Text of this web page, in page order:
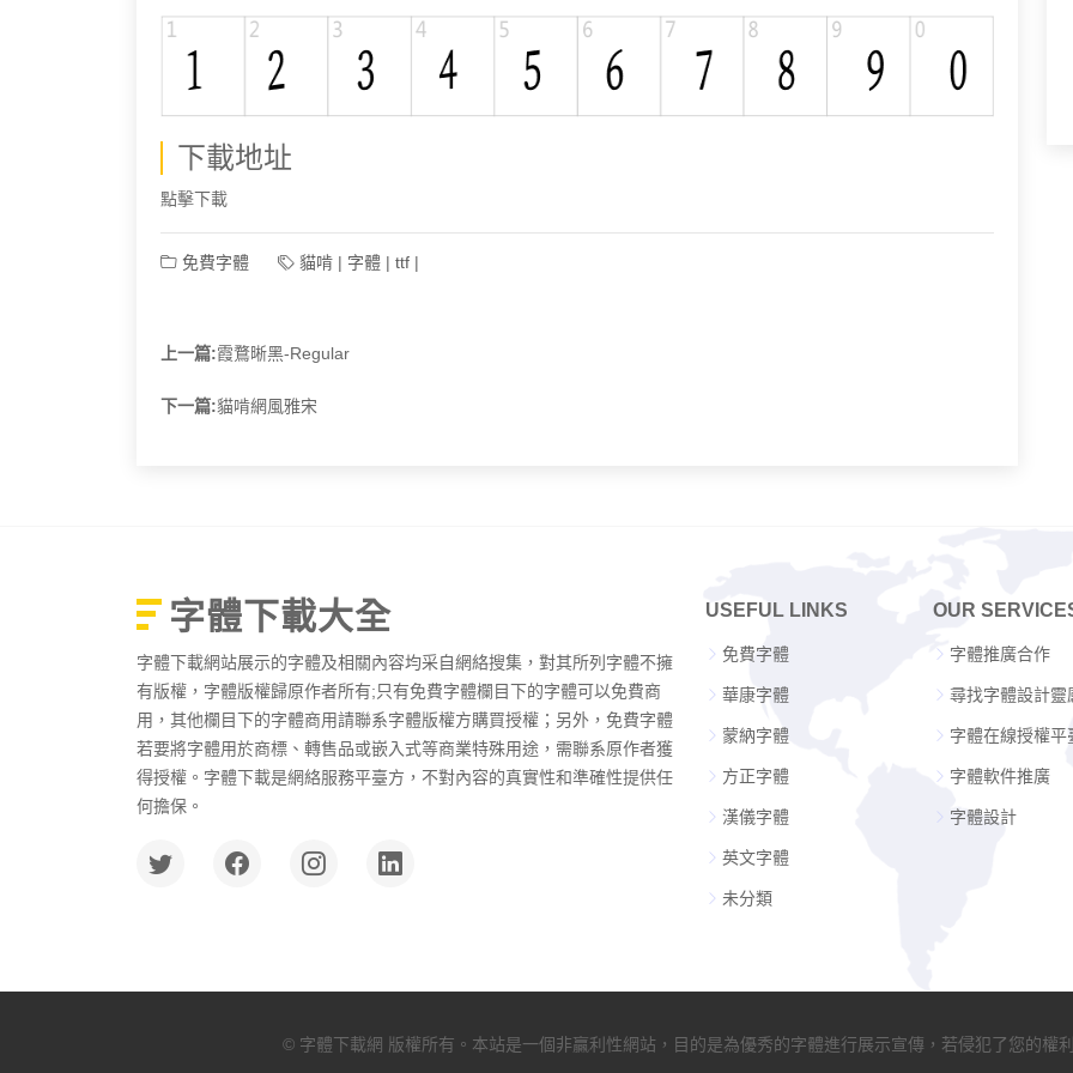
下載地址
點擊下載
免費字體 貓啃 | 字體 | ttf |
上一篇:霞鶩晰黑-Regular
下一篇:貓啃網風雅宋
字體下載大全
字體下載網站展示的字體及相關內容均采自網絡搜集，對其所列字體不擁
有版權，字體版權歸原作者所有;只有免費字體欄目下的字體可以免費商
用，其他欄目下的字體商用請聯系字體版權方購買授權；另外，免費字體
若要將字體用於商標、轉售品或嵌入式等商業特殊用途，需聯系原作者獲
得授權。字體下載是網絡服務平臺方，不對內容的真實性和準確性提供任
何擔保。
USEFUL LINKS
免費字體
華康字體
蒙納字體
方正字體
漢儀字體
英文字體
未分類
OUR
字體推廣合作
尋找字體設計靈
字體在線授權平
字體軟件推廣
字體設計
© 字體下載網 版權所有。本站是一個非贏利性網站，目的是為優秀的字體進行展示宣傳，若侵犯了您的權